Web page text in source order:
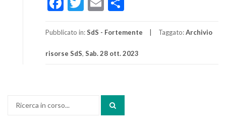
Pubblicato in:SdS - Fortemente Taggato:Archivio
risorse SdS, Sab. 28 ott. 2023